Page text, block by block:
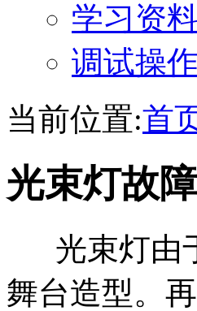
学习资
调试操
当前位置:首
光束灯故
光束灯由
舞台造型。